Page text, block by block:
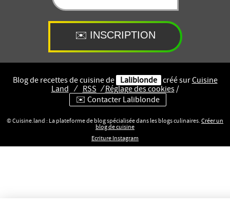
Blog de recettes de cuisine de Laliblonde créé surCuisine
Land
⁄ RSS ⁄ Réglage des cookies/
✉️ Contacter Laliblonde
© Cuisine.land : La plateforme de blog spécialisée dans les blogs culinaires. Créer un
blog de cuisine
Ecriture Instagram